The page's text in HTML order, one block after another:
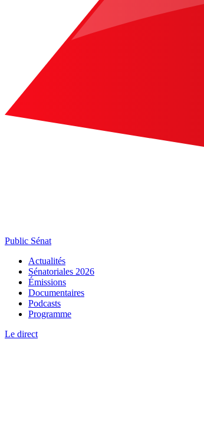
Public Sénat
Actualités
Sénatoriales 2026
Émissions
Documentaires
Podcasts
Programme
Le direct